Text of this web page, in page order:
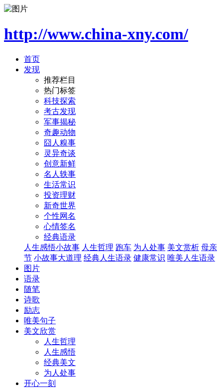
http://www.china-xny.com/
首页
发现
推荐栏目
热门标签
科技探索
考古发现
军事揭秘
奇趣动物
囧人糗事
灵异奇谈
创意新鲜
名人轶事
生活常识
投资理财
新奇世界
个性网名
心情签名
经典语录
人生感悟小故事 人生哲理 跑车 为人处事 美文赏析 母亲
节 小故事大道理 经典人生语录 健康常识 唯美人生语录
图片
语录
随笔
诗歌
励志
唯美句子
美文欣赏
人生哲理
人生感悟
经典美文
为人处事
开心一刻